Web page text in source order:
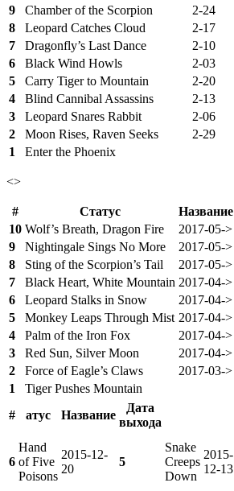
9
Chamber of the Scorpion
2-24
8
Leopard Catches Cloud
2-17
7
Dragonfly’s Last Dance
2-10
6
Black Wind Howls
2-03
5
Carry Tiger to Mountain
2-20
4
Blind Cannibal Assassins
2-13
3
Leopard Snares Rabbit
2-06
2
Moon Rises, Raven Seeks
2-29
1
Enter the Phoenix
<>
# Статус Название
10 Wolf’s Breath, Dragon Fire
2017-05->
9
Nightingale Sings No More
2017-05->
8
Sting of the Scorpion’s Tail
2017-05->
7
Black Heart, White Mountain 2017-04->
6
Leopard Stalks in Snow
2017-04->
5
Monkey Leaps Through Mist 2017-04->
4
Palm of the Iron Fox
2017-04->
3
Red Sun, Silver Moon
2017-04->
2
Force of Eagle’s Claws
2017-03->
1
Tiger Pushes Mountain
#
атус Название
Дата
выхода
6
Hand
of Five
Poisons
2015-12-
20
5
Snake
Creeps
Down
2015-
12-13